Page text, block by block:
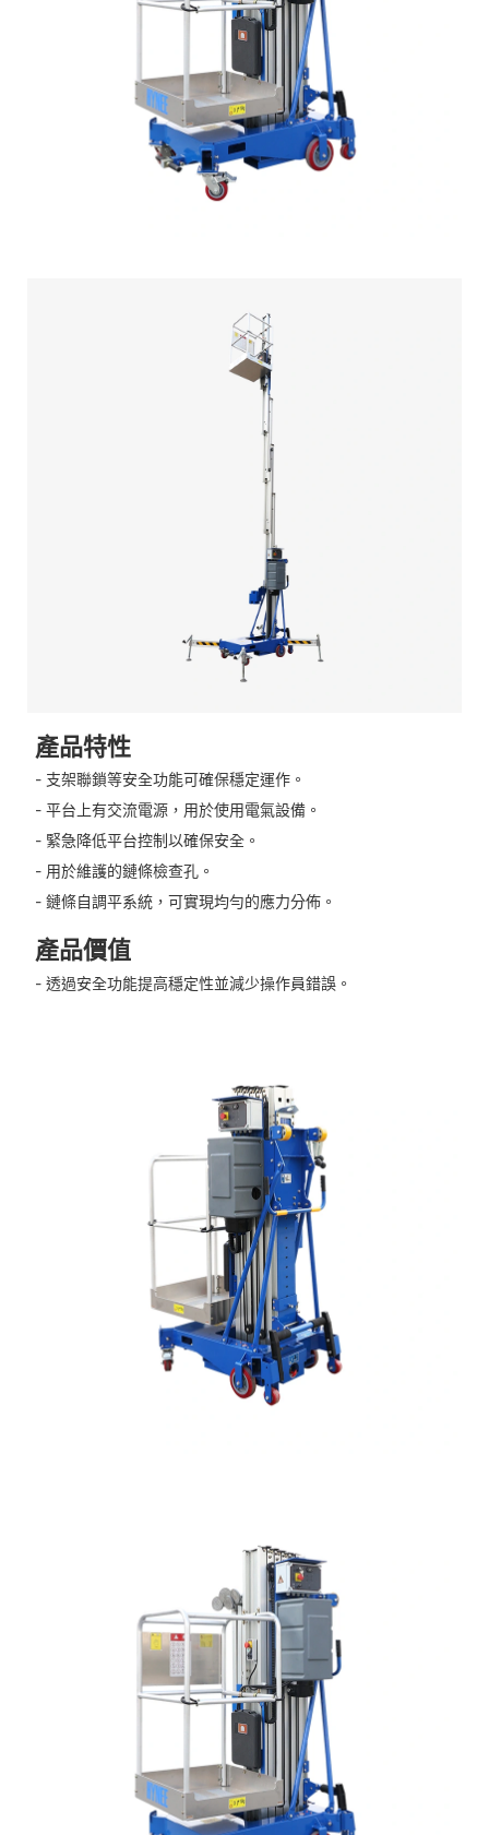
產品特性
- 支架聯鎖等安全功能可確保穩定運作。
- 平台上有交流電源，用於使用電氣設備。
- 緊急降低平台控制以確保安全。
- 用於維護的鏈條檢查孔。
- 鏈條自調平系統，可實現均勻的應力分佈。
產品價值
- 透過安全功能提高穩定性並減少操作員錯誤。